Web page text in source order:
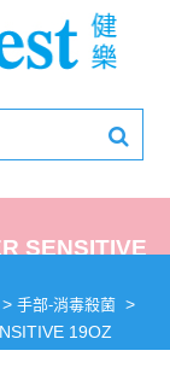
SENSITIVE
> 手部-消毒殺菌 >
19OZ